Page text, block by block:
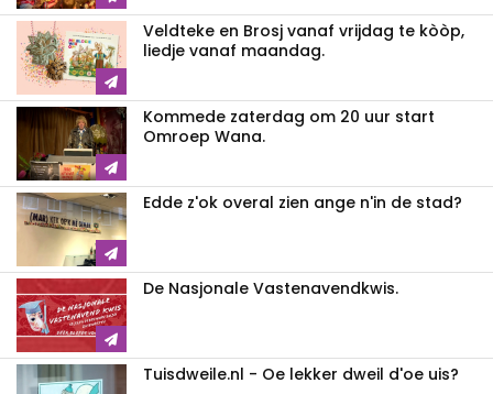
Veldteke en Brosj vanaf vrijdag te kòòp,
liedje vanaf maandag.
Kommede zaterdag om 20 uur start
Omroep Wana.
Edde z'ok overal zien ange n'in de stad?
De Nasjonale Vastenavendkwis.
Tuisdweile.nl - Oe lekker dweil d'oe uis?